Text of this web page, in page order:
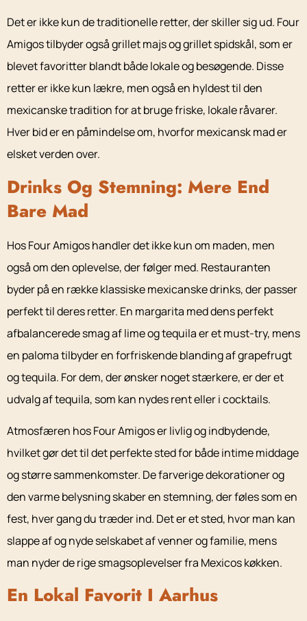
Det er ikke kun de traditionelle retter, der skiller sig ud. Four
Amigos tilbyder også grillet majs og grillet spidskål, som er
blevet favoritter blandt både lokale og besøgende. Disse
retter er ikke kun lækre, men også en hyldest til den
mexicanske tradition for at bruge friske, lokale råvarer.
Hver bid er en påmindelse om, hvorfor mexicansk mad er
elsket verden over.
Drinks Og Stemning: Mere End
Bare Mad
Hos Four Amigos handler det ikke kun om maden, men
også om den oplevelse, der følger med. Restauranten
byder på en række klassiske mexicanske drinks, der passer
perfekt til deres retter. En margarita med dens perfekt
afbalancerede smag af lime og tequila er et must-try, mens
en paloma tilbyder en forfriskende blanding af grapefrugt
og tequila. For dem, der ønsker noget stærkere, er der et
udvalg af tequila, som kan nydes rent eller i cocktails.
Atmosfæren hos Four Amigos er livlig og indbydende,
hvilket gør det til det perfekte sted for både intime middage
og større sammenkomster. De farverige dekorationer og
den varme belysning skaber en stemning, der føles som en
fest, hver gang du træder ind. Det er et sted, hvor man kan
slappe af og nyde selskabet af venner og familie, mens
man nyder de rige smagsoplevelser fra Mexicos køkken.
En Lokal Favorit I Aarhus